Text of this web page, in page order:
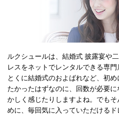
ルクシュールは、結婚式 披露宴や
レスをネットでレンタルできる専門
とくに結婚式のおよばれなど、初
たかったはずなのに、回数が必要
かしく感じたりしますよね。でも
めに、毎回気に入っていただける